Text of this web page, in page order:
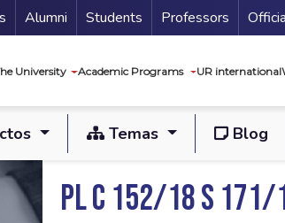
Secundario
Alumni Students Professors
University Academic Programs UR international
Temas Blog
PL C 152/18 S 171/